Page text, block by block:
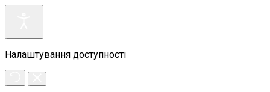
Налаштування доступності